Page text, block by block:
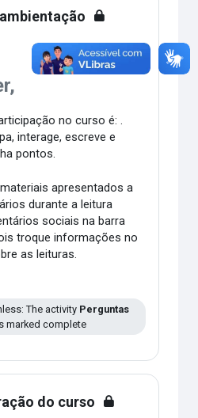
no curso é: .
interage, escreve e
pontos.
apresentados a
durante a leitura
sociais na barra
troque informações no
as leituras.
The activity Perguntas
marked complete
do curso